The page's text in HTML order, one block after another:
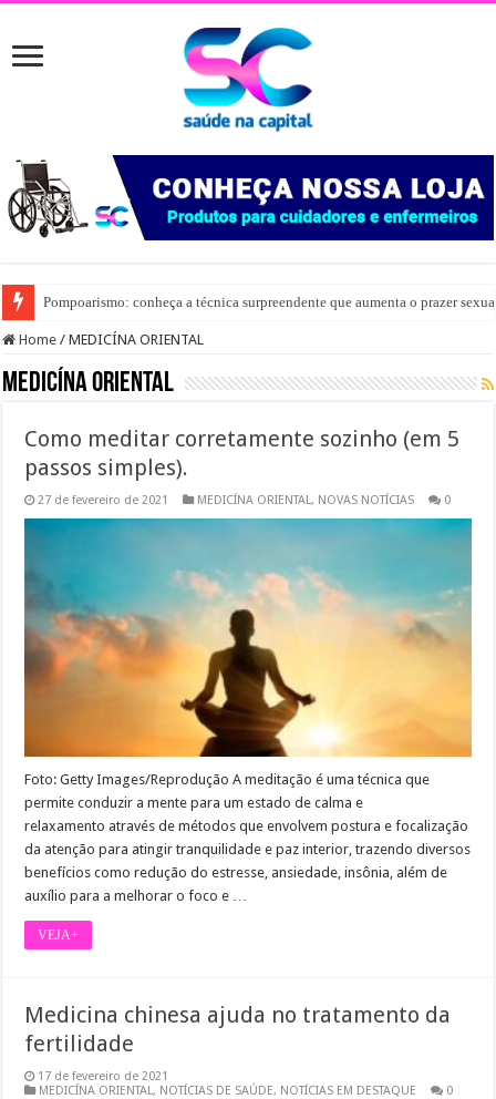
Pompoarismo: conheça a técnica surpreendente que aumenta o prazer
Home / MEDICÍNA ORIENTAL
MEDICÍNA ORIENTAL
Como meditar corretamente sozinho (em 5
passos simples).
27 de fevereiro de 2021 MEDICÍNA ORIENTAL, NOVAS NOTÍCIAS 0
Foto: Getty Images/Reprodução A meditação é uma técnica que
permite conduzir a mente para um estado de calma e
relaxamento através de métodos que envolvem postura e focalização
da atenção para atingir tranquilidade e paz interior, trazendo diversos
benefícios como redução do estresse, ansiedade, insônia, além de
auxílio para a melhorar o foco e …
VEJA+
Medicina chinesa ajuda no tratamento da
fertilidade
17 de fevereiro de 2021
MEDICÍNA ORIENTAL, NOTÍCIAS DE SAÚDE, NOTÍCIAS EM DESTAQUE 0